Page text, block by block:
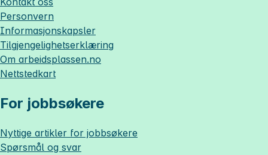
Personvern
Informasjonskapsler
Tilgjengelighetserklæring
Om arbeidsplassen.no
Nettstedkart
For jobbsøkere
Nyttige artikler for jobbsøkere
Spørsmål og svar